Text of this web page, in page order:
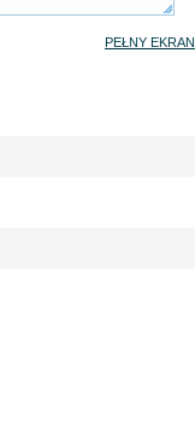
PEŁNY EKRAN